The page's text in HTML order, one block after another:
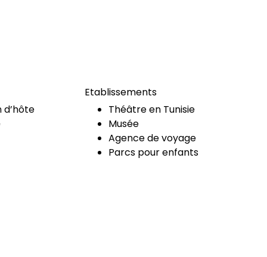
d’hôte
Etablissements
Théâtre en Tunisie
Musée
Agence de voyage
Parcs pour enfants